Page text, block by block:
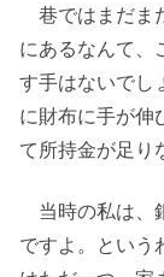
巷ではまだま
にあるなんて、
す手はないでし
に財布に手が
て所持金が足
当時の私は、
ですよ。という